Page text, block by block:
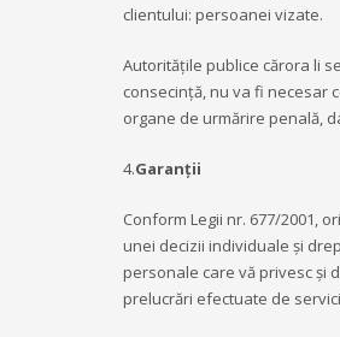
clientului: persoanei vizate.
Autoritățile publice cărora li
consecință, nu va fi necesar
organe de urmărire penală,
4.Garanții
Conform Legii nr. 677/2001,
unei decizii individuale și
personale care vă privesc și
prelucrări efectuate de